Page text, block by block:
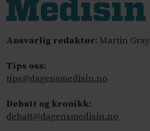
Ansvarlig redaktør: Martin Gray
Tips oss:
tips@dagensmedisin.no
Debatt og kronikk:
debatt@dagensmedisin.no